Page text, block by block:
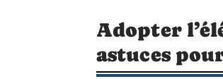
Adopter
astuces